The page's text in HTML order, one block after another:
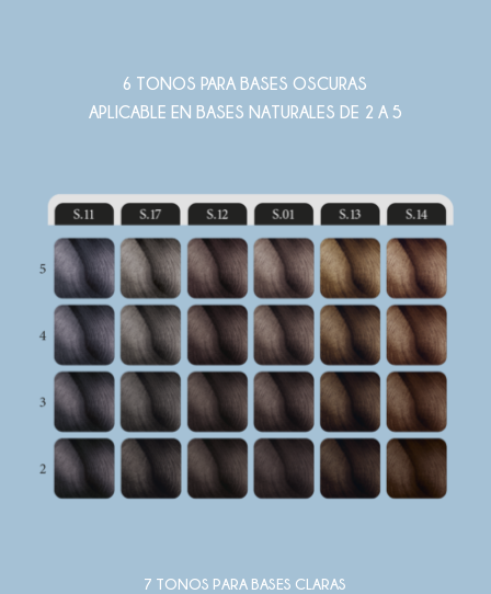
6 TONOS PARA BASES OSCURAS
APLICABLE EN BASES NATURALES DE 2 A 5
7 TONOS PARA BASES CLARAS